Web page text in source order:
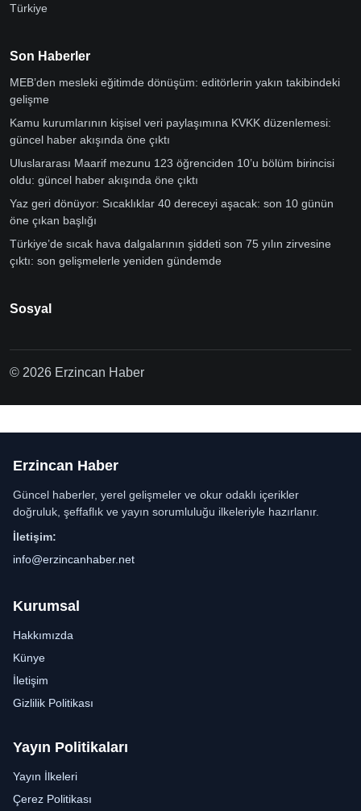
Türkiye
Son Haberler
MEB’den mesleki eğitimde dönüşüm: editörlerin yakın takibindeki
gelişme
Kamu kurumlarının kişisel veri paylaşımına KVKK düzenlemesi:
güncel haber akışında öne çıktı
Uluslararası Maarif mezunu 123 öğrenciden 10’u bölüm birincisi
oldu: güncel haber akışında öne çıktı
Yaz geri dönüyor: Sıcaklıklar 40 dereceyi aşacak: son 10 günün
öne çıkan başlığı
Türkiye’de sıcak hava dalgalarının şiddeti son 75 yılın zirvesine
çıktı: son gelişmelerle yeniden gündemde
Sosyal
© 2026 Erzincan Haber
Erzincan Haber
Güncel haberler, yerel gelişmeler ve okur odaklı içerikler
doğruluk, şeffaflık ve yayın sorumluluğu ilkeleriyle hazırlanır.
İletişim:
info@erzincanhaber.net
Kurumsal
Hakkımızda
Künye
İletişim
Gizlilik Politikası
Yayın Politikaları
Yayın İlkeleri
Çerez Politikası